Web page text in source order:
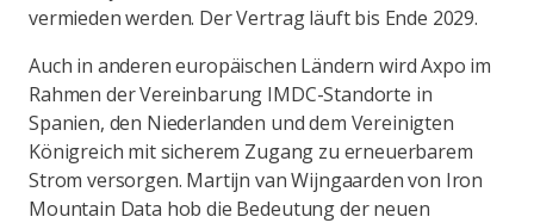
vermieden werden. Der Vertrag läuft bis Ende 2029.
Auch in anderen europäischen Ländern wird Axpo im
Rahmen der Vereinbarung IMDC-Standorte in
Spanien, den Niederlanden und dem Vereinigten
Königreich mit sicherem Zugang zu erneuerbarem
Strom versorgen. Martijn van Wijngaarden von Iron
Mountain Data hob die Bedeutung der neuen